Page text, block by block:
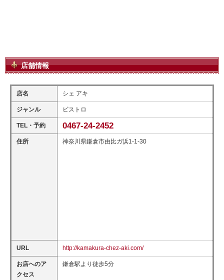
店舗情報
店名 シェ アキ
ジャンル ビストロ
TEL・予約 0467-24-2452
住所 神奈川県鎌倉市由比ガ浜1-1-30
URL http://kamakura-chez-aki.com/
お店へのア
クセス
鎌倉駅より徒歩5分